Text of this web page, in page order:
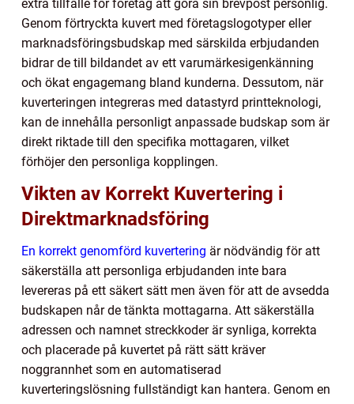
extra tillfälle för företag att göra sin brevpost personlig.
Genom förtryckta kuvert med företagslogotyper eller
marknadsföringsbudskap med särskilda erbjudanden
bidrar de till bildandet av ett varumärkesigenkänning
och ökat engagemang bland kunderna. Dessutom, när
kuverteringen integreras med datastyrd printteknologi,
kan de innehålla personligt anpassade budskap som är
direkt riktade till den specifika mottagaren, vilket
förhöjer den personliga kopplingen.
Vikten av Korrekt Kuvertering i
Direktmarknadsföring
En korrekt genomförd kuvertering är nödvändig för att
säkerställa att personliga erbjudanden inte bara
levereras på ett säkert sätt men även för att de avsedda
budskapen når de tänkta mottagarna. Att säkerställa
adressen och namnet streckkoder är synliga, korrekta
och placerade på kuvertet på rätt sätt kräver
noggrannhet som en automatiserad
kuverteringslösning fullständigt kan hantera. Genom en